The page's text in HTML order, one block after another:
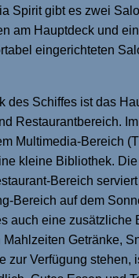
Spirit gibt es zwei
am Hauptdeck und
eingerichteten
des Schiffes ist das
Restaurantbereich.
Multimedia-Bereich
kleine Bibliothek.
Bereich
Bereich auf dem
auch eine zusätzliche
Getränke,
zur Verfügung stehen,